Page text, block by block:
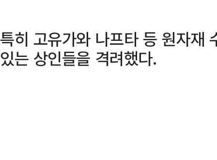
특히 고유가와 나프타 등 원자재
있는 상인들을 격려했다.